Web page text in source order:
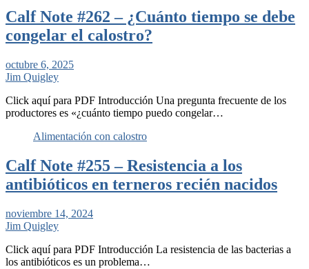
Calf Note #262 – ¿Cuánto tiempo se debe
congelar el calostro?
octubre 6, 2025
Jim Quigley
Click aquí para PDF Introducción Una pregunta frecuente de los
productores es «¿cuánto tiempo puedo congelar…
Alimentación con calostro
Calf Note #255 – Resistencia a los
antibióticos en terneros recién nacidos
noviembre 14, 2024
Jim Quigley
Click aquí para PDF Introducción La resistencia de las bacterias a
los antibióticos es un problema…